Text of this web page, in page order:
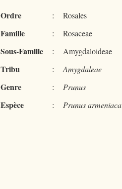
Ordre : Rosales
Famille : Rosaceae
Sous-Famille : Amygdaloideae
Tribu : Amygdaleae
Genre : Prunus
Espèce : Prunus armeniaca